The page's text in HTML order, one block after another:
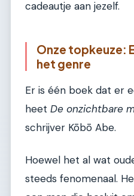
cadeautje aan jezelf.
Onze topkeuze:
het genre
Er is één boek dat er
heet De onzichtbare
schrijver Kōbō Abe.
Hoewel het al wat
steeds fenomenaal.